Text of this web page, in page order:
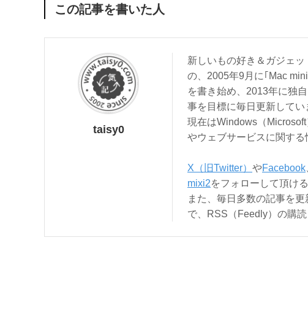
この記事を書いた人
taisy0
新しいもの好き＆ガジェ
の、2005年9月に｢Mac
を書き始め、2013年に独
事を目標に毎日更新してい
現在はWindows（
やウェブサービスに関する
X（旧Twitter） やFacebook
mixi2をフォローして頂け
また、毎日多数の記事を
で、RSS（Feedly）の購読